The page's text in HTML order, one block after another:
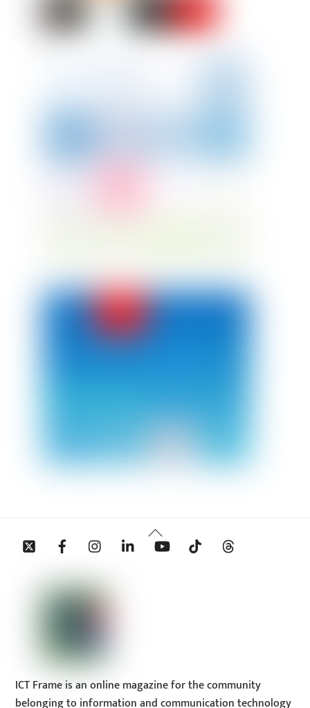
Back
To
Twitter Facebook InstagramLinkedin YouTube Tiktok
ICT Frame is an online magazine for the community
belonging to information and communication technology